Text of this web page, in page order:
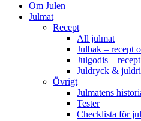
Om Julen
Julmat
Recept
All julmat
Julbak – recept
Julgodis –
Juldryck &
Övrigt
Julmatens
Tester
Checklista för